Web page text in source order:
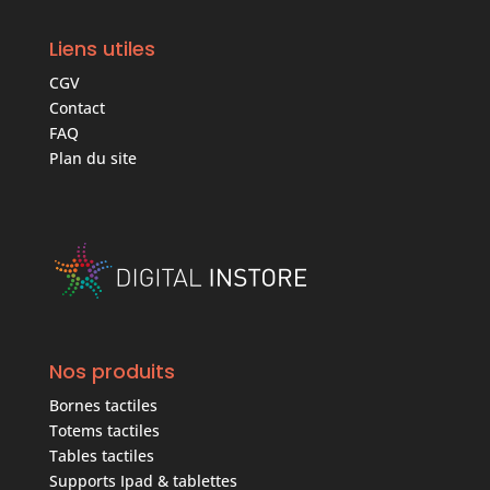
Liens utiles
CGV
Contact
FAQ
Plan du site
Nos produits
Bornes tactiles
Totems tactiles
Tables tactiles
Supports Ipad & tablettes